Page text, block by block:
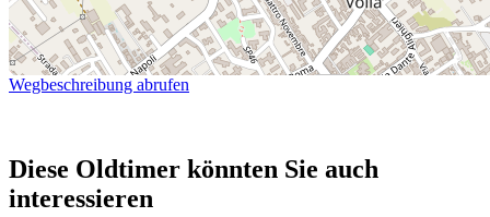
Wegbeschreibung abrufen
Diese Oldtimer könnten Sie auch
interessieren